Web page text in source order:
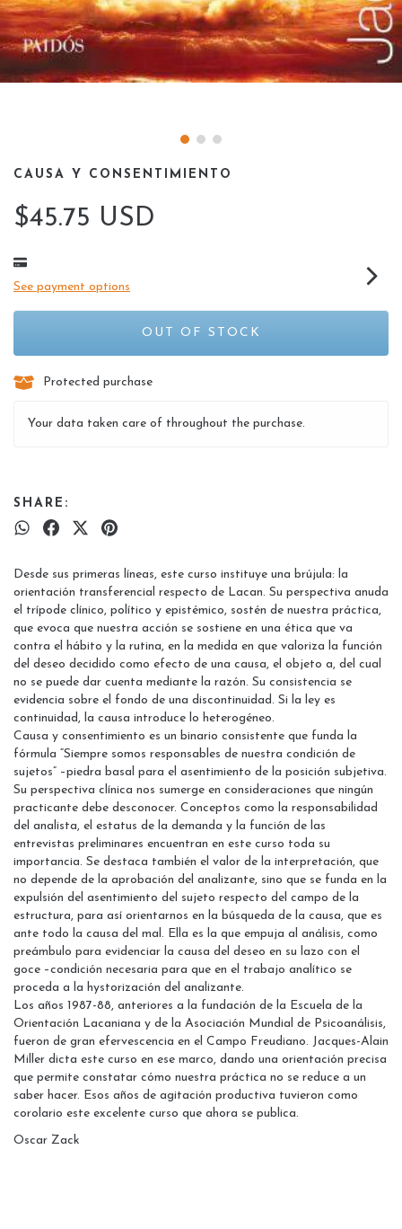
CAUSA Y CONSENTIMIENTO
$45.75 USD
See payment options
Protected purchase
Your data taken care of throughout the purchase.
SHARE:
Desde sus primeras líneas, este curso instituye una brújula: la
orientación transferencial respecto de Lacan. Su perspectiva anuda
el trípode clínico, político y epistémico, sostén de nuestra práctica,
que evoca que nuestra acción se sostiene en una ética que va
contra el hábito y la rutina, en la medida en que valoriza la función
del deseo decidido como efecto de una causa, el objeto a, del cual
no se puede dar cuenta mediante la razón. Su consistencia se
evidencia sobre el fondo de una discontinuidad. Si la ley es
continuidad, la causa introduce lo heterogéneo.
Causa y consentimiento es un binario consistente que funda la
fórmula “Siempre somos responsables de nuestra condición de
sujetos” –piedra basal para el asentimiento de la posición subjetiva.
Su perspectiva clínica nos sumerge en consideraciones que ningún
practicante debe desconocer. Conceptos como la responsabilidad
del analista, el estatus de la demanda y la función de las
entrevistas preliminares encuentran en este curso toda su
importancia. Se destaca también el valor de la interpretación, que
no depende de la aprobación del analizante, sino que se funda en la
expulsión del asentimiento del sujeto respecto del campo de la
estructura, para así orientarnos en la búsqueda de la causa, que es
ante todo la causa del mal. Ella es la que empuja al análisis, como
preámbulo para evidenciar la causa del deseo en su lazo con el
goce –condición necesaria para que en el trabajo analítico se
proceda a la hystorización del analizante.
Los años 1987-88, anteriores a la fundación de la Escuela de la
Orientación Lacaniana y de la Asociación Mundial de Psicoanálisis,
fueron de gran efervescencia en el Campo Freudiano. Jacques-Alain
Miller dicta este curso en ese marco, dando una orientación precisa
que permite constatar cómo nuestra práctica no se reduce a un
saber hacer. Esos años de agitación productiva tuvieron como
corolario este excelente curso que ahora se publica.
Oscar Zack